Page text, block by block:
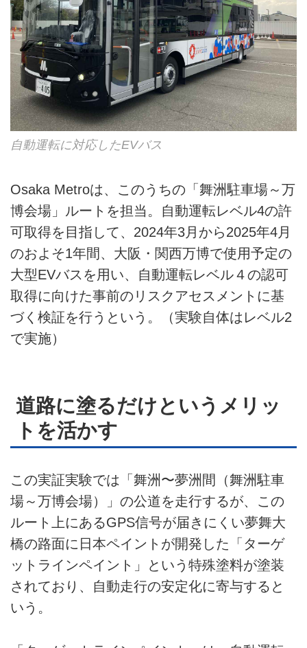
自動運転に対応したEVバス
Osaka Metroは、このうちの「舞洲駐車場～万
博会場」ルートを担当。自動運転レベル4の許
可取得を目指して、2024年3月から2025年4月
のおよそ1年間、大阪・関西万博で使用予定の
大型EVバスを用い、自動運転レベル４の認可
取得に向けた事前のリスクアセスメントに基
づく検証を行うという。（実験自体はレベル2
で実施）
道路に塗るだけというメリッ
トを活かす
この実証実験では「舞洲〜夢洲間（舞洲駐車
場～万博会場）」の公道を走行するが、この
ルート上にあるGPS信号が届きにくい夢舞大
橋の路面に日本ペイントが開発した「ターゲ
ットラインペイント」という特殊塗料が塗装
されており、自動走行の安定化に寄与すると
いう。